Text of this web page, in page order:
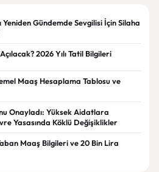
Gündemde Sevgilisi İçin Silaha
2026 Yılı Tatil Bilgileri
Maaş Hesaplama Tablosu ve
Onayladı: Yüksek Aidatlara
Yasasında Köklü Değişiklikler
Maaş Bilgileri ve 20 Bin Lira